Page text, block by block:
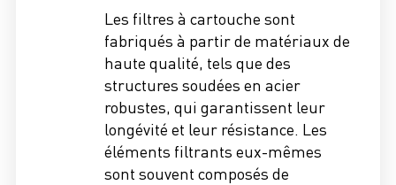
Les filtres à cartouche sont
fabriqués à partir de matériaux de
haute qualité, tels que des
structures soudées en acier
robustes, qui garantissent leur
longévité et leur résistance. Les
éléments filtrants eux-mêmes
sont souvent composés de